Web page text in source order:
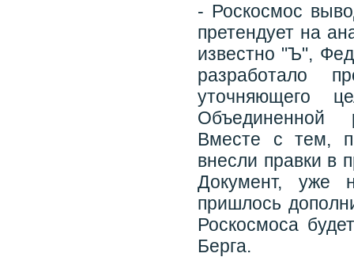
- Роскосмос
претендует на
известно "Ъ",
разработало
уточняющего
Объединенной
Вместе с тем,
внесли правки в
Документ, уже
пришлось
Роскосмоса
Берга.